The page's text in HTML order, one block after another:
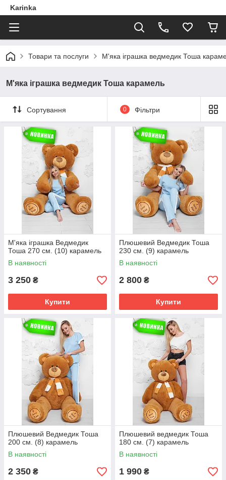
Karinka
Товари та послуги М'яка іграшка ведмедик Тоша
М'яка іграшка ведмедик Тоша карамель
Сортування 0 Фільтри
М'яка іграшка Ведмедик
Тоша 270 см. (10) карамель
В наявності
3 250 ₴
Купити
Плюшевий Ведмедик Тоша
230 см. (9) карамель
В наявності
2 800 ₴
Купити
Плюшевий Ведмедик Тоша
200 см. (8) карамель
В наявності
2 350 ₴
Плюшевий ведмедик Тоша
180 см. (7) карамель
В наявності
1 990 ₴